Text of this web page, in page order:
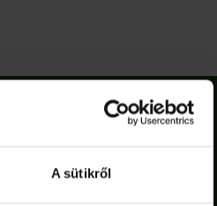
A sütikről